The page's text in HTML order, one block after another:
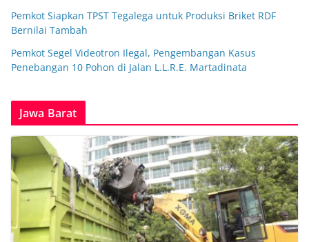
Pemkot Siapkan TPST Tegalega untuk Produksi Briket RDF
Bernilai Tambah
Pemkot Segel Videotron Ilegal, Pengembangan Kasus
Penebangan 10 Pohon di Jalan L.L.R.E. Martadinata
Jawa Barat